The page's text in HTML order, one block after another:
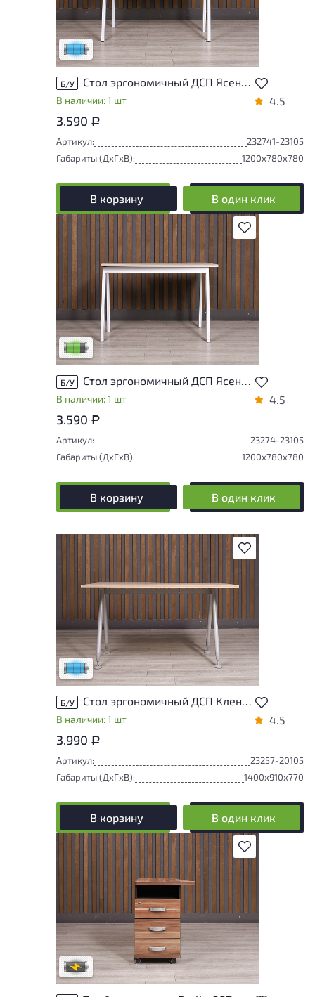
Состояние товара приближено к новому,
могут присутствовать незначительные
следы эксплуатации
Низкая степень износа
Б/У Стол эргономичный ДСП Ясень шимо Россия
В наличии: 1 шт 4.5
3.590 Р
Артикул:
232741-23105
Габариты (ДxГxВ):
1200x780x780
В корзину В один клик
В избранное
У товара присутствуют незначительные
следы эксплуатации, не влияющие на
удобство его использования
Низкая степень износа
Б/У Стол эргономичный ДСП Ясень шимо Россия
В наличии: 1 шт 4.5
3.590 Р
Артикул:
23274-23105
Габариты (ДxГxВ):
1200x780x780
В корзину В один клик
В избранное
Состояние товара приближено к новому,
могут присутствовать незначительные
следы эксплуатации
Низкая степень износа
Б/У Стол эргономичный ДСП Клен Россия
В наличии: 1 шт 4.5
3.990 Р
Артикул:
23257-20105
Габариты (ДxГxВ):
1400x910x770
В корзину В один клик
В избранное
Степень износа находится на стадии
проверки. Вы можете уточнить
дополнительную информацию у
сотрудников магазина
В обработке